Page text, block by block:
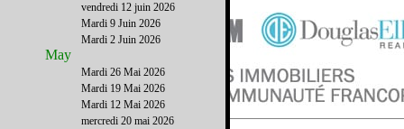
vendredi 12 juin 2026
Mardi 9 Juin 2026
Mardi 2 Juin 2026
May
Mardi 26 Mai 2026
Mardi 19 Mai 2026
Mardi 12 Mai 2026
mercredi 20 mai 2026